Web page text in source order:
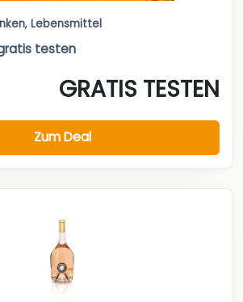
, Lebensmittel
testen
GRATIS TESTEN
Zum Deal